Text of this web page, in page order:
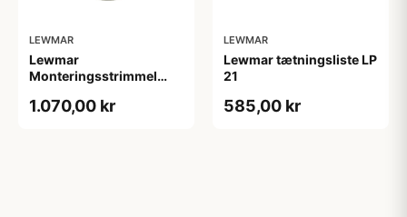
LEWMAR
Lewmar
Monteringsstrimmel
1.070,00 kr
LEWMAR
Lewmar tætningsliste LP
21
585,00 kr